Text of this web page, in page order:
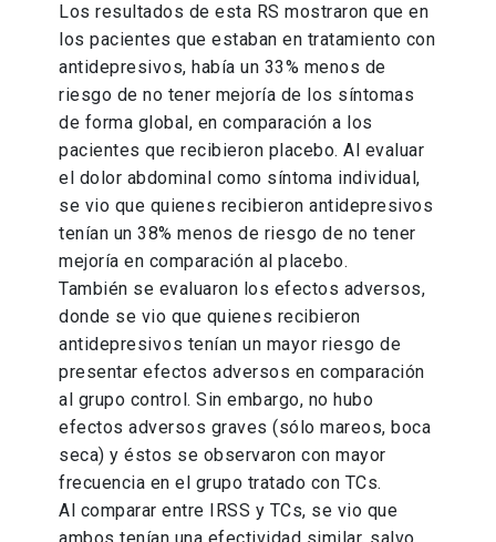
Los resultados de esta RS mostraron que en
los pacientes que estaban en tratamiento con
antidepresivos, había un 33% menos de
riesgo de no tener mejoría de los síntomas
de forma global, en comparación a los
pacientes que recibieron placebo. Al evaluar
el dolor abdominal como síntoma individual,
se vio que quienes recibieron antidepresivos
tenían un 38% menos de riesgo de no tener
mejoría en comparación al placebo.
También se evaluaron los efectos adversos,
donde se vio que quienes recibieron
antidepresivos tenían un mayor riesgo de
presentar efectos adversos en comparación
al grupo control. Sin embargo, no hubo
efectos adversos graves (sólo mareos, boca
seca) y éstos se observaron con mayor
frecuencia en el grupo tratado con TCs.
Al comparar entre IRSS y TCs, se vio que